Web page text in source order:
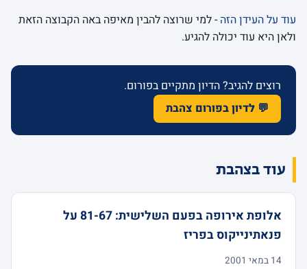
עוד על העידן הזה - למי שרוצה להבין מאיפה באה הקבוצה הזאת
ולאן היא עוד יכולה להגיע.
רוצים להגיב? הדיון מתקיים בפורום.
💬 לדיון בפורום צהבת
עוד בצהבת
אלופת אירופה בפעם השלישית: 81-67 על
פנאתינייקוס בפריז
14 במאי 2001